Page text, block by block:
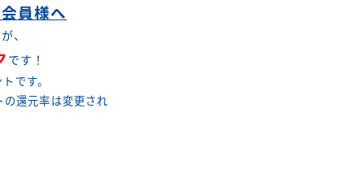
員様へ
、
です！
です。
還元率は変更され